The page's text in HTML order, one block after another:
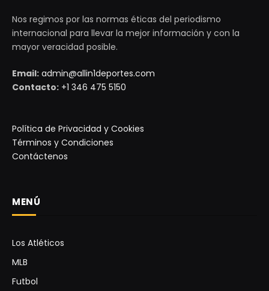
Nos regimos por las normas éticas del periodismo
internacional para llevar la mejor información y con la
mayor veracidad posible.
Email: admin@allin1deportes.com
Contacto: +1 346 475 5150
Política de Privacidad y Cookies
Términos y Condiciones
Contáctenos
MENÚ
Los Atléticos
MLB
Futbol